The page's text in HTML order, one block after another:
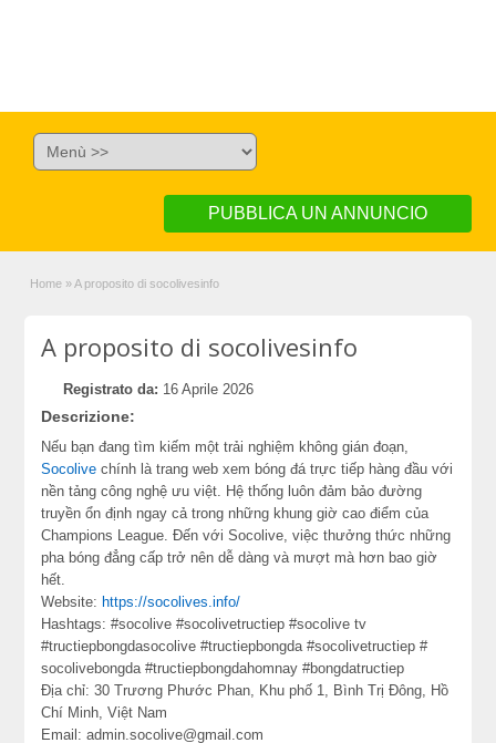
PUBBLICA UN ANNUNCIO
Home » A proposito di socolivesinfo
A proposito di socolivesinfo
Registrato da: 16 Aprile 2026
Descrizione:
Nếu bạn đang tìm kiếm một trải nghiệm không gián đoạn,
Socolive chính là trang web xem bóng đá trực tiếp hàng đầu với
nền tảng công nghệ ưu việt. Hệ thống luôn đảm bảo đường
truyền ổn định ngay cả trong những khung giờ cao điểm của
Champions League. Đến với Socolive, việc thưởng thức những
pha bóng đẳng cấp trở nên dễ dàng và mượt mà hơn bao giờ
hết.
Website: https://socolives.info/
Hashtags: #socolive #socolivetructiep #socolive tv
#tructiepbongdasocolive #tructiepbongda #socolivetructiep #
socolivebongda #tructiepbongdahomnay #bongdatructiep
Địa chỉ: 30 Trương Phước Phan, Khu phố 1, Bình Trị Đông, Hồ
Chí Minh, Việt Nam
Email: admin.socolive@gmail.com